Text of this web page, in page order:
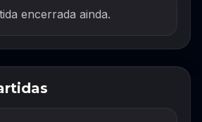
encerrada ainda.